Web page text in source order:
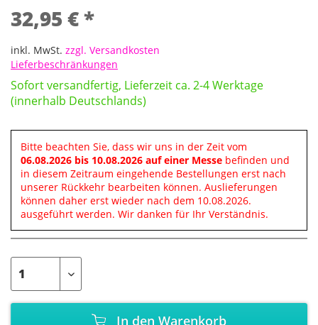
32,95 € *
inkl. MwSt. zzgl. Versandkosten
Lieferbeschränkungen
Sofort versandfertig, Lieferzeit ca. 2-4 Werktage
(innerhalb Deutschlands)
Bitte beachten Sie, dass wir uns in der Zeit vom
06.08.2026 bis 10.08.2026 auf einer Messe befinden und
in diesem Zeitraum eingehende Bestellungen erst nach
unserer Rückkehr bearbeiten können. Auslieferungen
können daher erst wieder nach dem 10.08.2026.
ausgeführt werden. Wir danken für Ihr Verständnis.
In den Warenkorb